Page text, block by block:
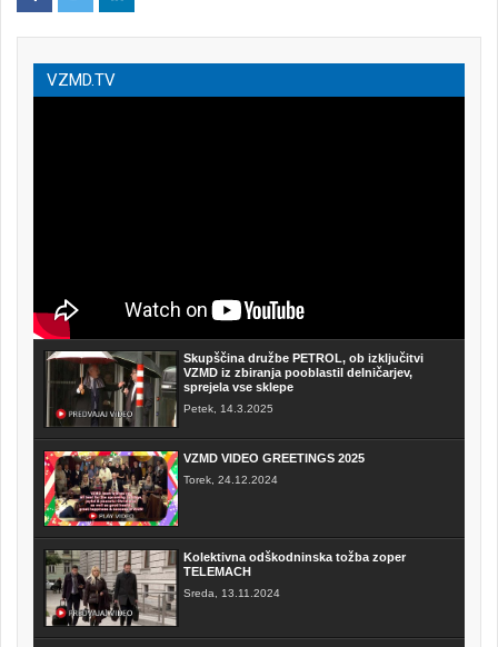
VZMD.TV
Skupščina družbe PETROL, ob izključitvi
VZMD iz zbiranja pooblastil delničarjev,
sprejela vse sklepe
Petek, 14.3.2025
VZMD VIDEO GREETINGS 2025
Torek, 24.12.2024
Kolektivna odškodninska tožba zoper
TELEMACH
Sreda, 13.11.2024